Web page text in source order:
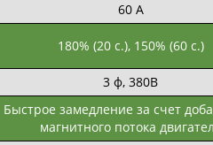
60 А
180% (20 с.), 150% (60 с.)
3 ф, 380В
Быстрое замедление за счет
магнитного потока